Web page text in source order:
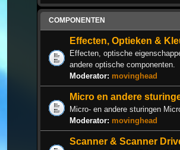
COMPONENTEN
Effecten, Optieken &
Effecten, optische
andere optische componenten.
Moderator: movinghead
Micro en andere
Micro- en andere sturingen
Moderator: movinghead
Scanner & Scanner